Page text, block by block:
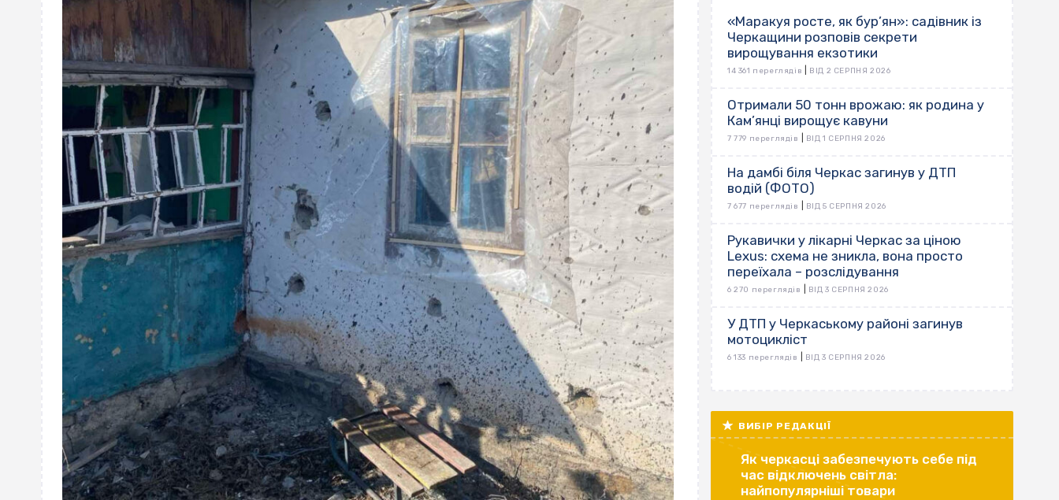
«Маракуя росте, як бур’ян»: садівник із
Черкащини розповів секрети
вирощування екзотики
14 361 переглядів ВІД 2 СЕРПНЯ 2026
Отримали 50 тонн врожаю: як родина у
Кам’янці вирощує кавуни
7 779 переглядів ВІД 1 СЕРПНЯ 2026
На дамбі біля Черкас загинув у ДТП
водій (ФОТО)
7 677 переглядів ВІД 5 СЕРПНЯ 2026
Рукавички у лікарні Черкас за ціною
Lexus: схема не зникла, вона просто
переїхала – розслідування
6 270 переглядів ВІД 3 СЕРПНЯ 2026
У ДТП у Черкаському районі загинув
мотоцикліст
6 133 переглядів ВІД 3 СЕРПНЯ 2026
ВИБІР РЕДАКЦІЇ
Як черкасці забезпечують себе під
час відключень світла:
найпопулярніші товари